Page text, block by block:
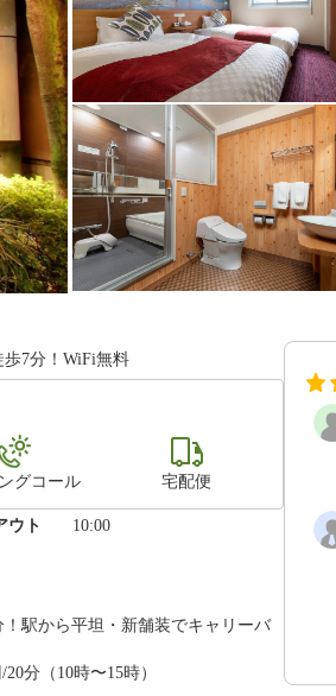
7分！WiFi無料
グコール 宅配便
ウト
10:00
駅から平坦・新舗装でキャリーバ
分（10時〜15時）